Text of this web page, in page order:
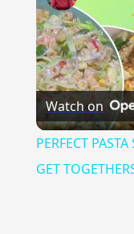
Watch on
PERFECT
GET